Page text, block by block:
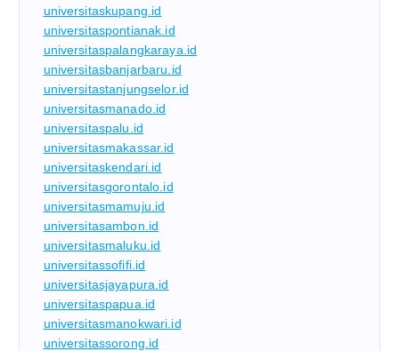
universitaskupang.id
universitaspontianak.id
universitaspalangkaraya.id
universitasbanjarbaru.id
universitastanjungselor.id
universitasmanado.id
universitaspalu.id
universitasmakassar.id
universitaskendari.id
universitasgorontalo.id
universitasmamuju.id
universitasambon.id
universitasmaluku.id
universitassofifi.id
universitasjayapura.id
universitaspapua.id
universitasmanokwari.id
universitassorong.id